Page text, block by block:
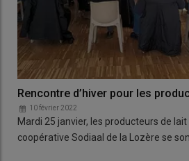
Rencontre d’hiver pour les
10 février 2022
Mardi 25 janvier, les producteurs de
coopérative Sodiaal de la Lozère se